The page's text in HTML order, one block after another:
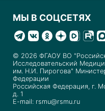
МЫ В СОЦСЕТЯХ
© 2026 ФГАОУ ВО
Исследовательский
им. Н.И. Пирогова"
Федерации
Российская Федерация, г.
д. 1
E-mail: rsmu@rsmu.ru